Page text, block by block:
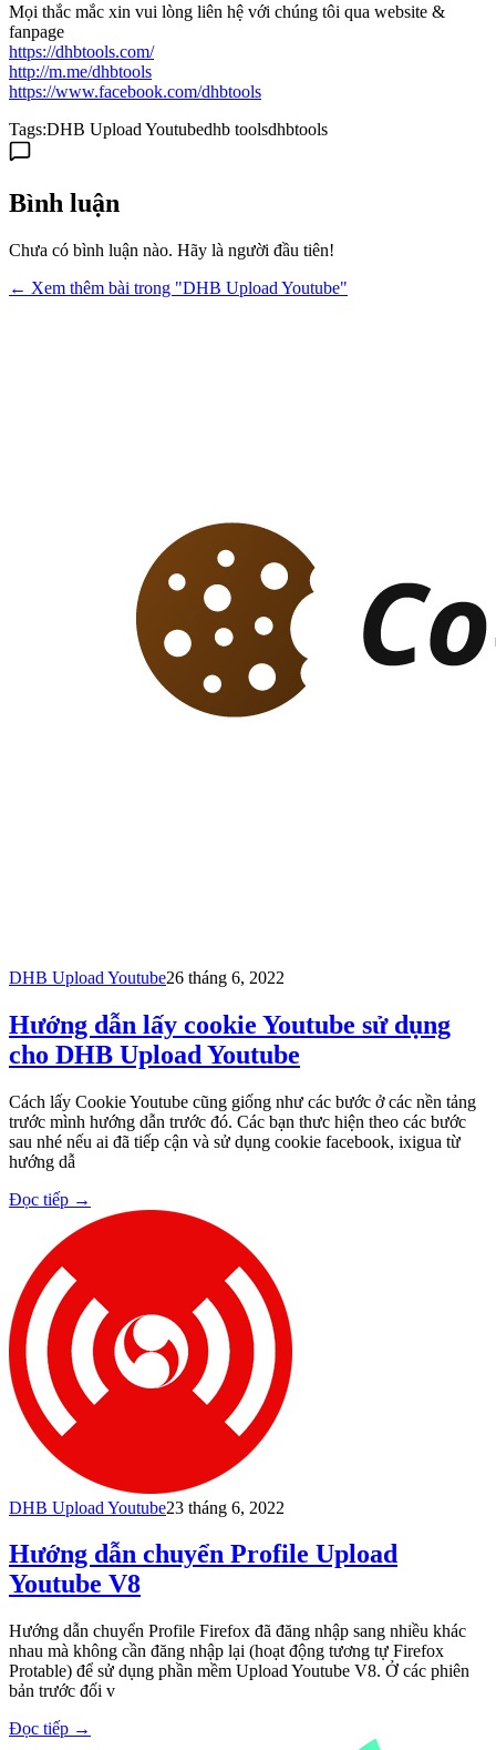
Mọi thắc mắc xin vui lòng liên hệ với chúng tôi qua website &
fanpage
https://dhbtools.com/
http://m.me/dhbtools
https://www.facebook.com/dhbtools
Tags:DHB Upload Youtubedhb toolsdhbtools
Bình luận
Chưa có bình luận nào. Hãy là người đầu tiên!
← Xem thêm bài trong "DHB Upload Youtube"
DHB Upload Youtube26 tháng 6, 2022
Hướng dẫn lấy cookie Youtube sử dụng
cho DHB Upload Youtube
Cách lấy Cookie Youtube cũng giống như các bước ở các nền tảng
trước mình hướng dẫn trước đó. Các bạn thưc hiện theo các bước
sau nhé nếu ai đã tiếp cận và sử dụng cookie facebook, ixigua từ
hướng dẫ
Đọc tiếp →
DHB Upload Youtube23 tháng 6, 2022
Hướng dẫn chuyển Profile Upload
Youtube V8
Hướng dẫn chuyển Profile Firefox đã đăng nhập sang nhiều khác
nhau mà không cần đăng nhập lại (hoạt động tương tự Firefox
Protable) để sử dụng phần mềm Upload Youtube V8. Ở các phiên
bản trước đối v
Đọc tiếp →